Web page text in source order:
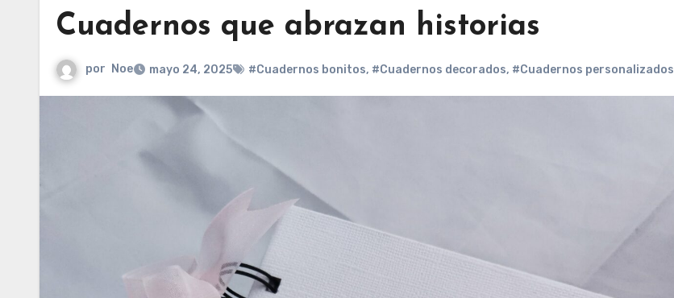
Cuadernos que abrazan historias
por Noe mayo 24, 2025 #Cuadernos bonitos, #Cuadernos decorados, #Cuadernos personalizados